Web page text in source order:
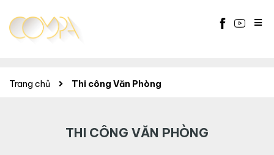
Trang chủ Thi công Văn Phòng
THI CÔNG VĂN PHÒNG